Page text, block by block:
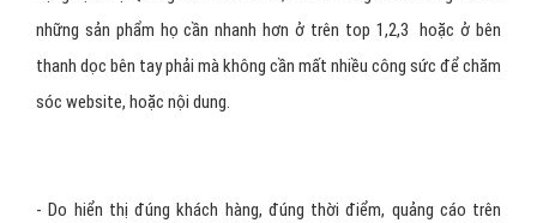
những sản phẩm họ cần nhanh hơn ở trên top 1,2,3 hoặc ở bên
thanh dọc bên tay phải mà không cần mất nhiều công sức để chăm
sóc website, hoặc nội dung.
- Do hiển thị đúng khách hàng, đúng thời điểm, quảng cáo trên